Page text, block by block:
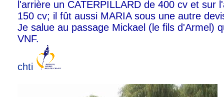
l'arrière un CATERPILLARD de 400 cv et sur
150 cv; il fût aussi MARIA sous une autre
Je salue au passage Mickael (le fils d'Armel)
VNF.
chti